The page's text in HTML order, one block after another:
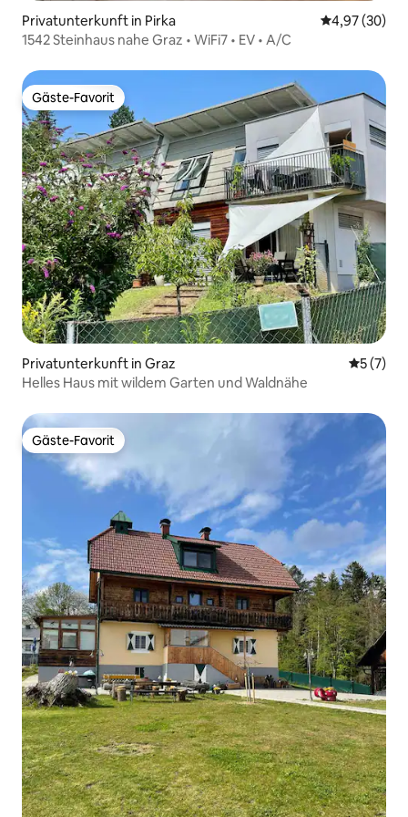
Privatunterkunft in Pirka
4,97 (30)
1542 Steinhaus nahe Graz • WiFi7 • EV • A/C
Gäste-Favorit
Gäste-Favorit
Privatunterkunft in Graz
5 (7)
Helles Haus mit wildem Garten und Waldnähe
Gäste-Favorit
Gäste-Favorit